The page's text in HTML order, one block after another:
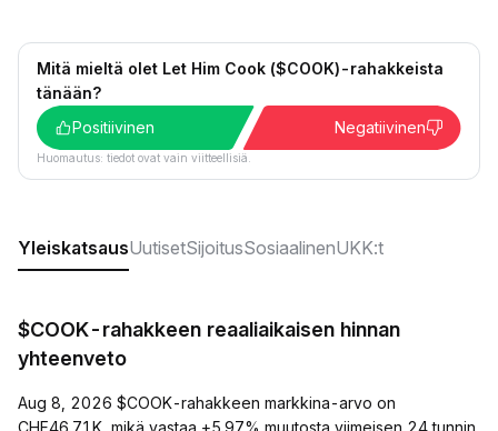
Mitä mieltä olet Let Him Cook ($COOK)-rahakkeista
tänään?
Positiivinen
Negatiivinen
Huomautus: tiedot ovat vain viitteellisiä.
YleiskatsausUutisetSijoitusSosiaalinenUKK:t
$COOK-rahakkeen reaaliaikaisen hinnan
yhteenveto
Aug 8, 2026 $COOK-rahakkeen markkina-arvo on
CHF46.71K, mikä vastaa +5.97% muutosta viimeisen 24 tunnin